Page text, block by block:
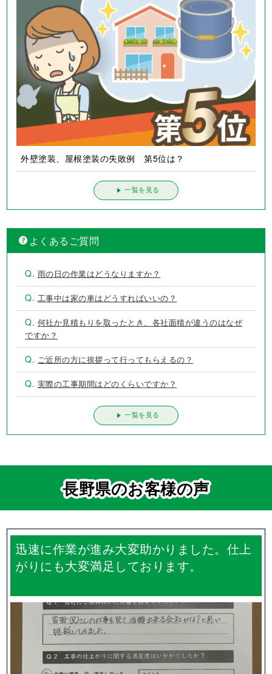
外壁塗装、屋根塗装の失敗例 第5位は？
一覧を見る
よくあるご質問
Q. 雨の日の作業はどうなりますか？
Q. 工事中は家の車はどうすればいいの？
Q. 何社か見積もりを取ったとき、各社面積が違うのはなぜ
ですか？
Q. ご近所の方に挨拶って行ってもらえるの？
Q. 実際の工事期間はどのくらいですか？
一覧を見る
長野県のお客様の声
迅速に作業が進み大変助かりました。仕上
がりにも大変満足しております。